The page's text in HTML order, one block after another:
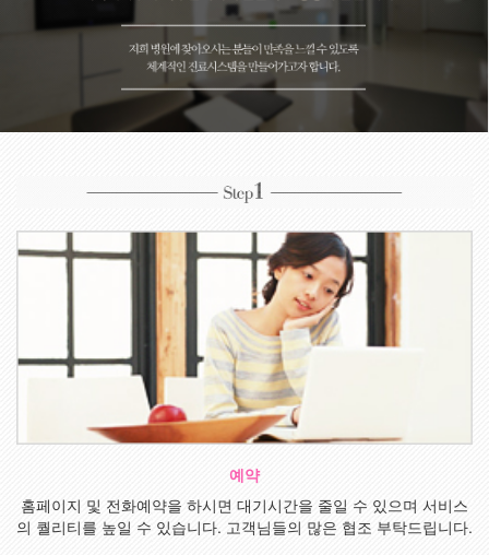
예약
홈페이지 및 전화예약을 하시면 대기시간을 줄일 수 있으며 서비스
의 퀄리티를 높일 수 있습니다. 고객님들의 많은 협조 부탁드립니다.